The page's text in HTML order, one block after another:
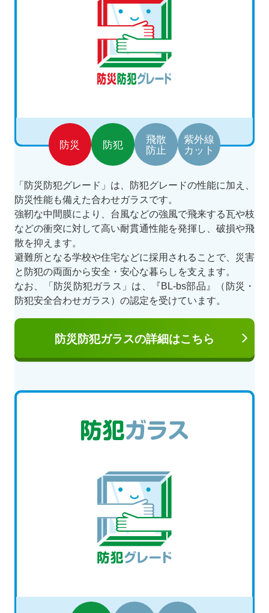
防災 防犯
飛散
防止
紫外線
カット
「防災防犯グレード」は、防犯グレードの性能に加え、
防災性能も備えた合わせガラスです。
強靭な中間膜により、台風などの強風で飛来する瓦や枝
などの衝突に対して高い耐貫通性能を発揮し、破損や飛
散を抑えます。
避難所となる学校や住宅などに採用されることで、災害
と防犯の両面から安全・安心な暮らしを支えます。
なお、「防災防犯ガラス」は、『BL-bs部品』（防災・
防犯安全合わせガラス）の認定を受けています。
防災防犯ガラスの詳細はこちら